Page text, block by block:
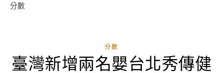
分數
分數
臺灣新增兩名嬰台北秀傳健